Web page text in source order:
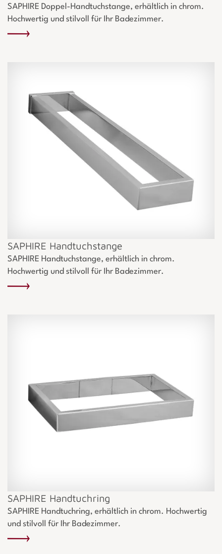
SAPHIRE Doppel-Handtuchstange, erhältlich in chrom.
Hochwertig und stilvoll für Ihr Badezimmer.
SAPHIRE Handtuchstange
SAPHIRE Handtuchstange, erhältlich in chrom.
Hochwertig und stilvoll für Ihr Badezimmer.
SAPHIRE Handtuchring
SAPHIRE Handtuchring, erhältlich in chrom. Hochwertig
und stilvoll für Ihr Badezimmer.